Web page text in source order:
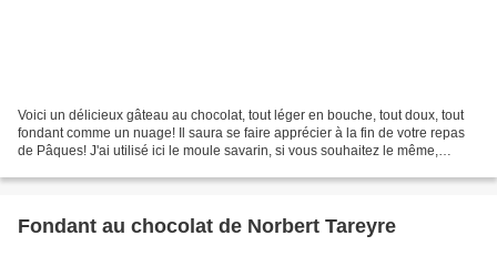
Voici un délicieux gâteau au chocolat, tout léger en bouche, tout doux, tout
fondant comme un nuage! Il saura se faire apprécier à la fin de votre repas
de Pâques! J'ai utilisé ici le moule savarin, si vous souhaitez le même,
Fondant au chocolat de Norbert Tareyre